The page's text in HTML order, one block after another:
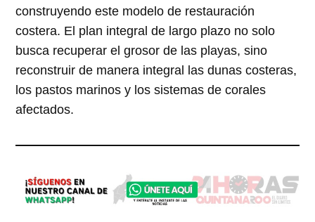
construyendo este modelo de restauración
costera. El plan integral de largo plazo no solo
busca recuperar el grosor de las playas, sino
reconstruir de manera integral las dunas costeras,
los pastos marinos y los sistemas de corales
afectados.